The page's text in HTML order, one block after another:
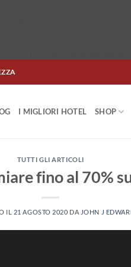
I MIGLIORI HOTEL SHOP
TUTTI GLI ARTICOLI
fino al 70%
IL 21 AGOSTO 2020 DA JOHN J